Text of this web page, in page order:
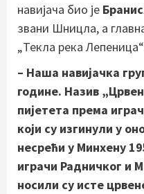
навијача био је
звани Шницла, а
„Текла река
– Наша навијачка
године. Назив
пијетета према
који су изгинули у
несрећи у Минхену
играчи Радничког и
носили су исте